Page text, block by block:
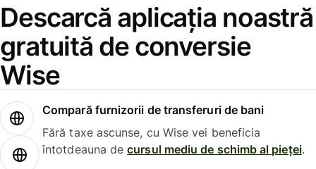
Descarcă aplicația noastră
gratuită de conversie
Wise
Compară furnizorii de transferuri de bani
Fără taxe ascunse, cu Wise vei beneficia
întotdeauna decursul mediu de schimb al pieței.